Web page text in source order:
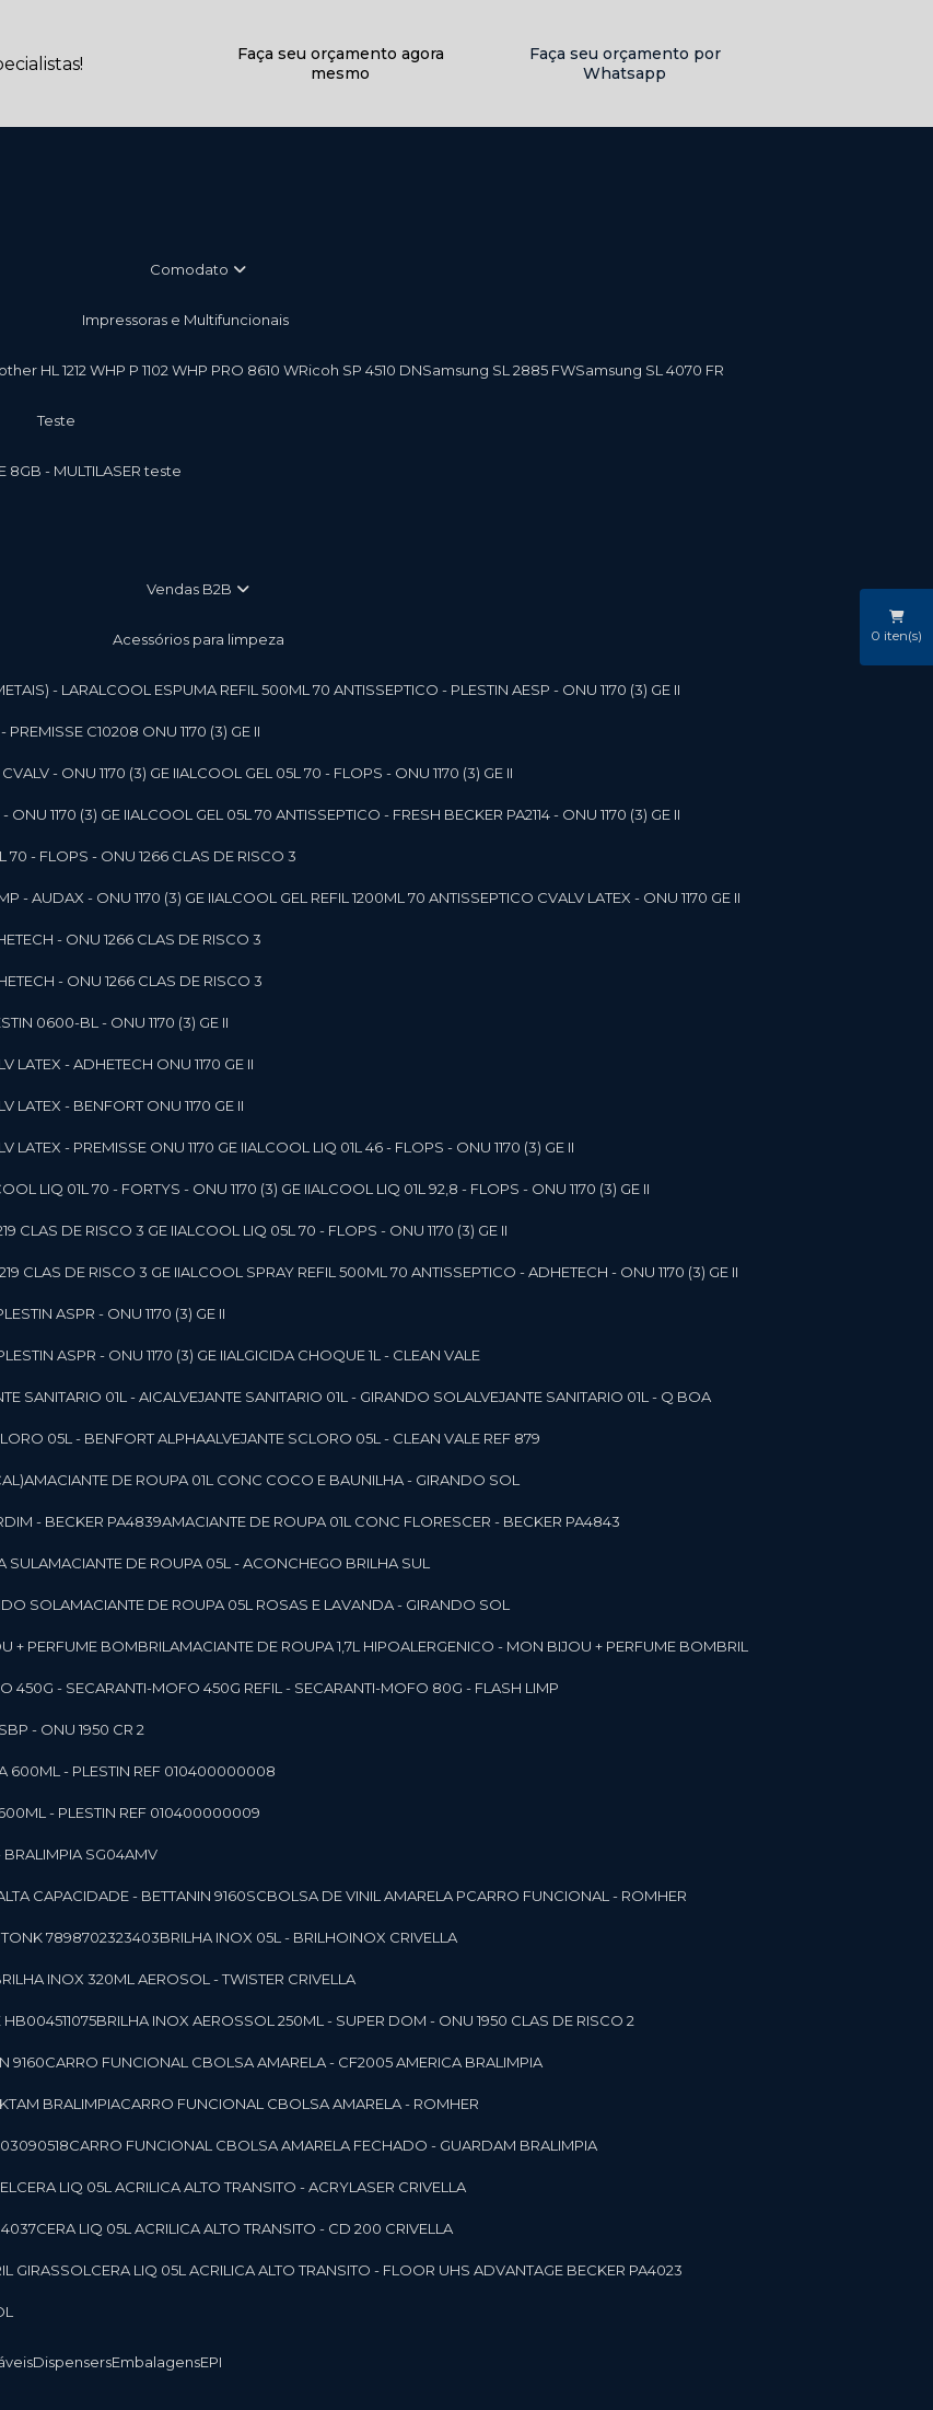
Faça seu orçamento agora
mesmo
Faça seu orçamento por
Whatsapp
Comodato
Impressoras e Multifuncionais
HL 1212 W HP P 1102 W HP PRO 8610 W Ricoh SP 4510 DN Samsung SL 2885 FW Samsung SL 4070 FR
teste
8GB - MULTILASER teste
vendas B2B
Acessórios para limpeza
- LAR ALCOOL ESPUMA REFIL 500ML 70 ANTISSEPTICO - PLESTIN AESP - ONU 1170 (3) GE II
C10208 ONU 1170 (3) GE II
- ONU 1170 (3) GE II ALCOOL GEL 05L 70 - FLOPS - ONU 1170 (3) GE II
ONU 1170 (3) GE II ALCOOL GEL 05L 70 ANTISSEPTICO - FRESH BECKER PA2114 - ONU 1170 (3) GE II
70 - FLOPS - ONU 1266 CLAS DE RISCO 3
- AUDAX - ONU 1170 (3) GE II ALCOOL GEL REFIL 1200ML 70 ANTISSEPTICO CVALV LATEX - ONU 1170 GE II
- ONU 1266 CLAS DE RISCO 3
- ONU 1266 CLAS DE RISCO 3
0600-BL - ONU 1170 (3) GE II
LATEX - ADHETECH ONU 1170 GE II
LATEX - BENFORT ONU 1170 GE II
LATEX - PREMISSE ONU 1170 GE II ALCOOL LIQ 01L 46 - FLOPS - ONU 1170 (3) GE II
LIQ 01L 70 - FORTYS - ONU 1170 (3) GE II ALCOOL LIQ 01L 92,8 - FLOPS - ONU 1170 (3) GE II
CLAS DE RISCO 3 GE II ALCOOL LIQ 05L 70 - FLOPS - ONU 1170 (3) GE II
CLAS DE RISCO 3 GE II ALCOOL SPRAY REFIL 500ML 70 ANTISSEPTICO - ADHETECH - ONU 1170 (3) GE II
ASPR - ONU 1170 (3) GE II
ASPR - ONU 1170 (3) GE II ALGICIDA CHOQUE 1L - CLEAN VALE
SANITARIO 01L - AIC ALVEJANTE SANITARIO 01L - GIRANDO SOL ALVEJANTE SANITARIO 01L - Q BOA
05L - BENFORT ALPHA ALVEJANTE SCLORO 05L - CLEAN VALE REF 879
AMACIANTE DE ROUPA 01L CONC COCO E BAUNILHA - GIRANDO SOL
- BECKER PA4839 AMACIANTE DE ROUPA 01L CONC FLORESCER - BECKER PA4843
SUL AMACIANTE DE ROUPA 05L - ACONCHEGO BRILHA SUL
SOL AMACIANTE DE ROUPA 05L ROSAS E LAVANDA - GIRANDO SOL
+ PERFUME BOMBRIL AMACIANTE DE ROUPA 1,7L HIPOALERGENICO - MON BIJOU + PERFUME BOMBRIL
450G - SECAR ANTI-MOFO 450G REFIL - SECAR ANTI-MOFO 80G - FLASH LIMP
- ONU 1950 CR 2
600ML - PLESTIN REF 010400000008
600ML - PLESTIN REF 010400000009
BRALIMPIA SG04AMV
CAPACIDADE - BETTANIN 9160SC BOLSA DE VINIL AMARELA PCARRO FUNCIONAL - ROMHER
TONK 7898702323403 BRILHA INOX 05L - BRILHOINOX CRIVELLA
BRILHA INOX 320ML AEROSOL - TWISTER CRIVELLA
HB004511075 BRILHA INOX AEROSSOL 250ML - SUPER DOM - ONU 1950 CLAS DE RISCO 2
9160 CARRO FUNCIONAL CBOLSA AMARELA - CF2005 AMERICA BRALIMPIA
BRALIMPIA CARRO FUNCIONAL CBOLSA AMARELA - ROMHER
CARRO FUNCIONAL CBOLSA AMARELA FECHADO - GUARDAM BRALIMPIA
CERA LIQ 05L ACRILICA ALTO TRANSITO - ACRYLASER CRIVELLA
4037 CERA LIQ 05L ACRILICA ALTO TRANSITO - CD 200 CRIVELLA
GIRASSOL CERA LIQ 05L ACRILICA ALTO TRANSITO - FLOOR UHS ADVANTAGE BECKER PA4023
Dispensers Embalagens EPI
0 iten(s)